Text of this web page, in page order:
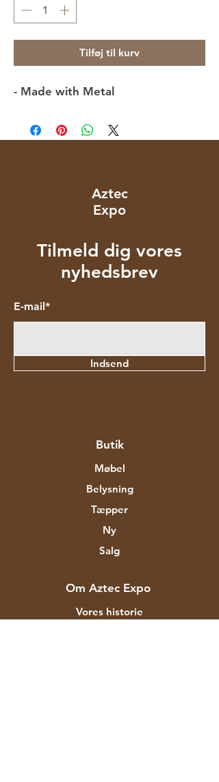
Tilføj til kurv
- Made with Metal
Aztec
Expo
Tilmeld dig vores
nyhedsbrev
E-mail*
Indsend
Butik
Møbel
Belysning
Tæpper
Ny
Salg
Om Aztec Expo
Vores historie